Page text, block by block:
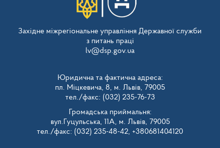
Західне міжрегіональне управління Державної служби
з питань праці
lv@dsp.gov.ua
Юридична та фактична адреса:
пл. Міцкевича, 8, м. Львів, 79005
тел./факс: (032) 235-76-73
Громадська приймальня:
вул.Гуцульська, 11А, м. Львів, 79005
тел./факс: (032) 235-48-42, +380681404120